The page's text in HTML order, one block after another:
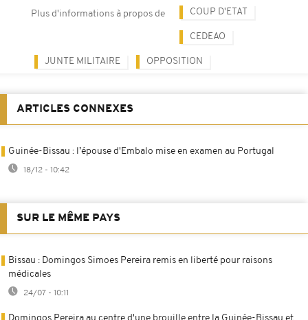
Plus d'informations à propos de COUP D'ETAT
CEDEAO
JUNTE MILITAIRE OPPOSITION
ARTICLES CONNEXES
Guinée-Bissau : l’épouse d'Embalo mise en examen au Portugal
18/12 - 10:42
SUR LE MÊME PAYS
Bissau : Domingos Simoes Pereira remis en liberté pour raisons
médicales
24/07 - 10:11